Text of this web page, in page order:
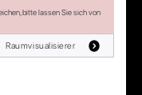
bitte lassen Sie sich von
Raumvisualisierer